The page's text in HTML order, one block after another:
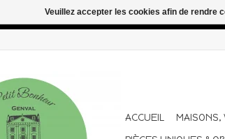
ACCUEIL MAISONS,
Veuillez accepter les cookies afin de rendre
continuent d'être expédiées pendant les